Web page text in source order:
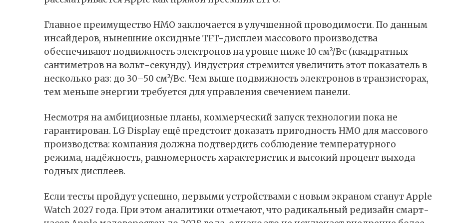
Главное преимущество HMO заключается в улучшенной проводимости. По данным
инсайдеров, нынешние оксидные TFT-дисплеи массового производства
обеспечивают подвижность электронов на уровне ниже 10 см²/В·с (квадратных
сантиметров на вольт-секунду). Индустрия стремится увеличить этот показатель в
несколько раз: до 30–50 см²/В·с. Чем выше подвижность электронов в транзисторах,
тем меньше энергии требуется для управления свечением панели.
Несмотря на амбициозные планы, коммерческий запуск технологии пока не
гарантирован. LG Display ещё предстоит доказать пригодность HMO для массового
производства: компания должна подтвердить соблюдение температурного
режима, надёжность, равномерность характеристик и высокий процент выхода
годных дисплеев.
Если тесты пройдут успешно, первыми устройствами с новым экраном станут Apple
Watch 2027 года. При этом аналитики отмечают, что радикальный редизайн смарт-